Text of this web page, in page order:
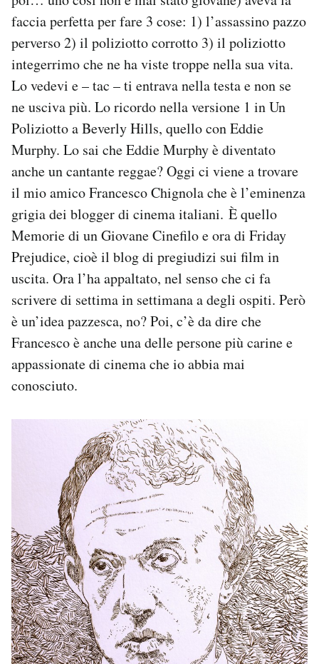
faccia perfetta per fare 3 cose: 1) l’assassino pazzo
perverso 2) il poliziotto corrotto 3) il poliziotto
integerrimo che ne ha viste troppe nella sua vita.
Lo vedevi e – tac – ti entrava nella testa e non se
ne usciva più. Lo ricordo nella versione 1 in Un
Poliziotto a Beverly Hills, quello con Eddie
Murphy. Lo sai che Eddie Murphy è diventato
anche un cantante reggae? Oggi ci viene a trovare
il mio amico Francesco Chignola che è l’eminenza
grigia dei blogger di cinema italiani. È quello
Memorie di un Giovane Cinefilo e ora di Friday
Prejudice, cioè il blog di pregiudizi sui film in
uscita. Ora l’ha appaltato, nel senso che ci fa
scrivere di settima in settimana a degli ospiti. Però
è un’idea pazzesca, no? Poi, c’è da dire che
Francesco è anche una delle persone più carine e
appassionate di cinema che io abbia mai
conosciuto.